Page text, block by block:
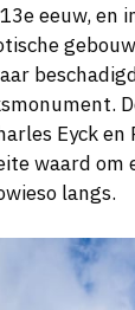
eeuw, en
Eyck
waard om
langs.